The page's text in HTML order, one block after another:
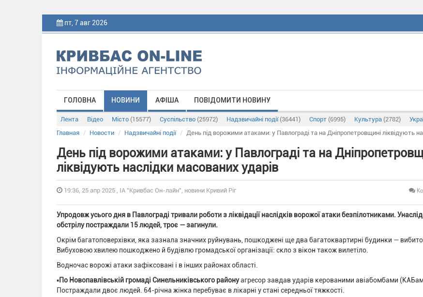
пт, 7 авг 2026
ГОЛОВНА НОВИНИ АФІША ПОВІДОМИТИ НОВИНУ
Лента Відео Місто (15577) Суспільство (25972) Надзвичайні події (36441) Спорт (6995) Культура (2782)
Главная
Новости Надзвичайні події День під ворожими атаками: у Павлограді та на Дніпропетровщині ліквідують
День під ворожими атаками: у Павлограді та на
ліквідують наслідки масованих ударів
19:36, 25 апр 2025 , ІА "Кривбас Он-лайн", новини Кривий Ріг
Упродовж усього дня в Павлограді тривали роботи з ліквідації наслідків ворожої атаки безпілотниками.
обстрілу постраждали 15 людей, троє — загинули.
Окрім багатоповерхівки, яка зазнала значних руйнувань, пошкоджені ще два багатоквартирні будинки — вибито
Вибуховою хвилею пошкоджено й будівлю громадської організації: скло з вікон також вилетіло.
Водночас ворожі атаки зафіксовані і в інших районах області.
▪️По Новопавлівській громаді Синельниківського районуагресор завдав ударів керованими авіабомбами
Постраждали двоє людей. 64-річна жінка перебуває в лікарні у стані середньої тяжкості.